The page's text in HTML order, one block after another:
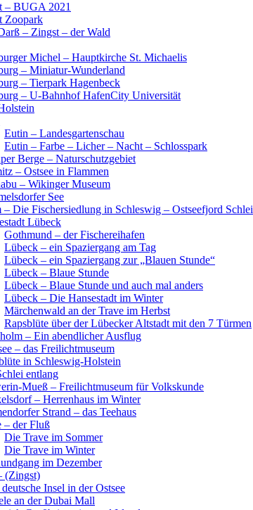
– BUGA 2021
Zoopark
– Zingst – der Wald
Michel – Hauptkirche St. Michaelis
– Miniatur-Wunderland
– Tierpark Hagenbeck
– U-Bahnhof HafenCity Universität
Eutin – Landesgartenschau
Eutin – Farbe – Licher – Nacht – Schlosspark
Berge – Naturschutzgebiet
– Ostsee in Flammen
– Wikinger Museum
See
– Die Fischersiedlung in Schleswig – Ostseefjord Schlei
Lübeck
Gothmund – der Fischereihafen
Lübeck – ein Spaziergang am Tag
Lübeck – ein Spaziergang zur „Blauen Stunde“
Lübeck – Blaue Stunde
Lübeck – Blaue Stunde und auch mal anders
Lübeck – Die Hansestadt im Winter
Märchenwald an der Trave im Herbst
Rapsblüte über der Lübecker Altstadt mit den 7 Türmen
– Ein abendlicher Ausflug
– das Freilichtmuseum
in Schleswig-Holstein
entlang
Mueß – Freilichtmuseum für Volkskunde
– Herrenhaus im Winter
Strand – das Teehaus
– der Fluß
Die Trave im Sommer
Die Trave im Winter
im Dezember
(Zingst)
Insel in der Ostsee
an der Dubai Mall